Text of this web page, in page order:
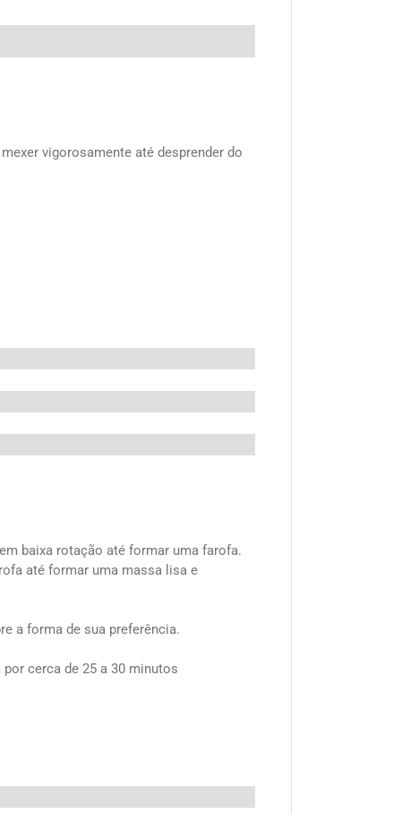
vigorosamente até desprender do
baixa rotação até formar uma farofa.
até formar uma massa lisa e
a forma de sua preferência.
cerca de 25 a 30 minutos